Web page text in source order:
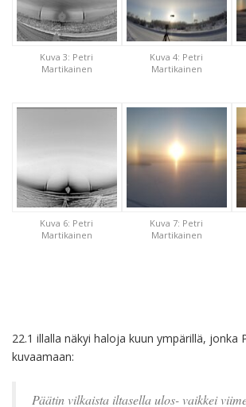
Kuva 3: Petri
Martikainen
Kuva 4: Petri
Martikainen
Kuva 6: Petri
Martikainen
Kuva 7: Petri
Martikainen
22.1 illalla näkyi haloja kuun ympärillä, jonka
kuvaamaan:
Päätin vilkaista iltasella ulos- vaikkei